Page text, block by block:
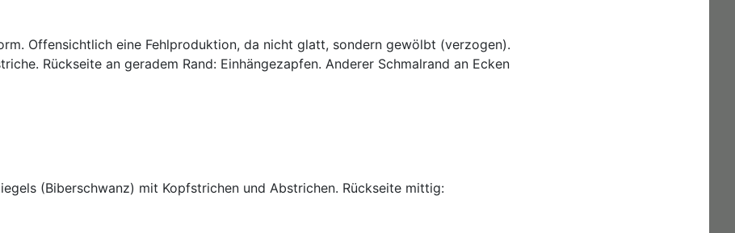
Offensichtlich eine Fehlproduktion, da nicht glatt, sondern gewölbt (verzogen).
Rückseite an geradem Rand: Einhängezapfen. Anderer Schmalrand an Ecken
(Biberschwanz) mit Kopfstrichen und Abstrichen. Rückseite mittig: